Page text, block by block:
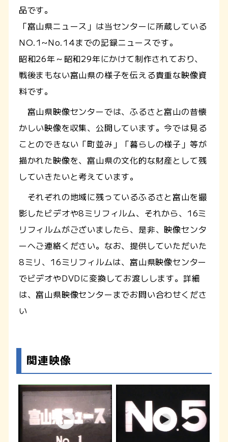
品です。
「富山県ニュース」は当センターに所蔵している
NO.1~No.14までの記録ニュースです。
昭和26年～昭和29年にかけて制作されており、
戦後まもない富山県の様子を伝える貴重な映像資
料です。
富山県映像センターでは、ふるさと富山の昔懐
かしい映像を収集、公開しています。今では見る
ことのできない「町並み」「暮らしの様子」等が
描かれた映像を、富山県の文化的な財産として残
していきたいと考えています。
それぞれの地域に残っているふるさと富山を撮
影したビデオや8ミリフィルム、それから、16ミ
リフィルムがございましたら、是非、映像センタ
ーへご連絡ください。なお、提供していただいた
8ミリ、16ミリフィルムは、富山県映像センター
でビデオやDVDに変換してお渡しします。詳細
は、富山県映像センターまでお問い合わせくださ
い
関連映像